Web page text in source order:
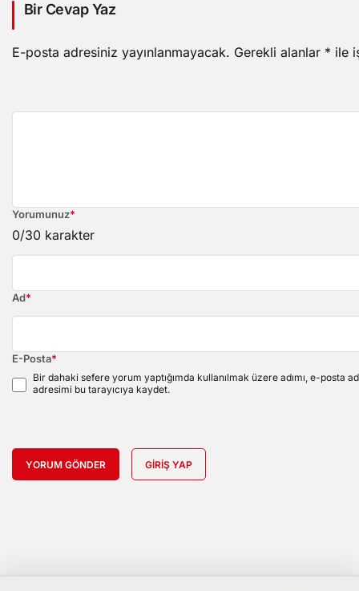
Bir Cevap Yaz
E-posta adresiniz yayınlanmayacak. Gerekli alanlar * ile
Yorumunuz*
0/30 karakter
Ad*
E-Posta*
Bir dahaki sefere yorum yaptığımda kullanılmak üzere adımı, e-posta
adresimi bu tarayıcıya kaydet.
YORUM GÖNDER GIRIŞ YAP